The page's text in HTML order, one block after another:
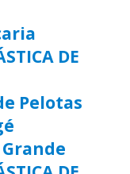
DE
Pelotas